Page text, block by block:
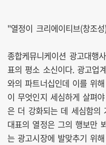
"열정이 크리에이티브(창조
종합케뮤니케이션 광고대행
표의 평소 소신이다. 광고업
와의 파트너십인데 이를 위
이 무엇인지 세심하게 살펴
은 더 강화되는 데 세심함의
대표의 열정은 그의 행보만
는 광고시장에 발맞추기 위